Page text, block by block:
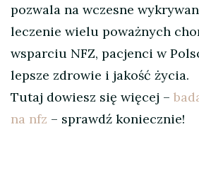
pozwala na wczesne
leczenie wielu poważnych
wsparciu NFZ, pacjenci w
lepsze zdrowie i jakość życia.
Tutaj dowiesz się więcej –
na nfz – sprawdź koniecznie!